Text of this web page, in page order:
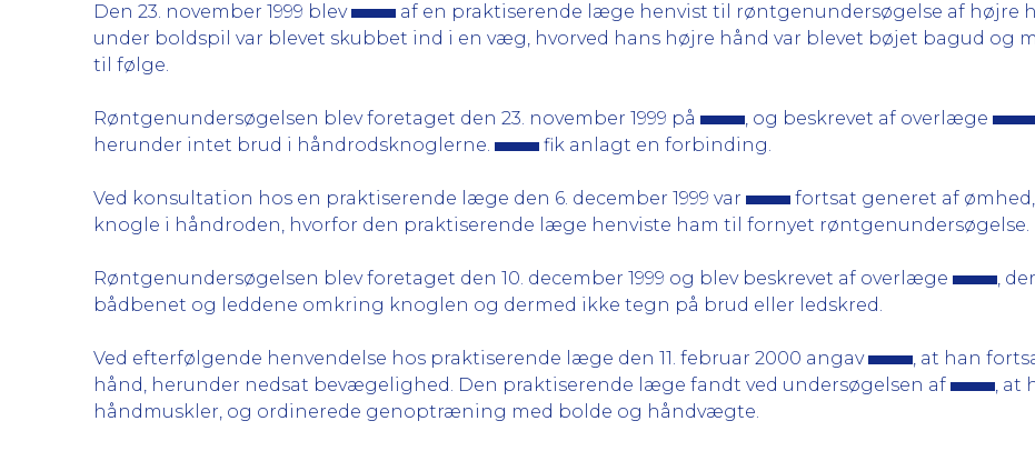
Den 23. november 1999 blev
af en praktiserende læge henvist til røntgenundersøgelse af højre
under boldspil var blevet skubbet ind i en væg, hvorved hans højre hånd var blevet bøjet bagud og
til følge.
Røntgenundersøgelsen blev foretaget den 23. november 1999 på , og beskrevet af overlæge
herunder intet brud i håndrodsknoglerne.
fik anlagt en forbinding.
Ved konsultation hos en praktiserende læge den 6. december 1999 var
fortsat generet af
knogle i håndroden, hvorfor den praktiserende læge henviste ham til fornyet røntgenundersøgelse.
Røntgenundersøgelsen blev foretaget den 10. december 1999 og blev beskrevet af overlæge
,
bådbenet og leddene omkring knoglen og dermed ikke tegn på brud eller ledskred.
Ved efterfølgende henvendelse hos praktiserende læge den 11. februar 2000 angav
, at han
hånd, herunder nedsat bevægelighed. Den praktiserende læge fandt ved undersøgelsen af
, at
håndmuskler, og ordinerede genoptræning med bolde og håndvægte.